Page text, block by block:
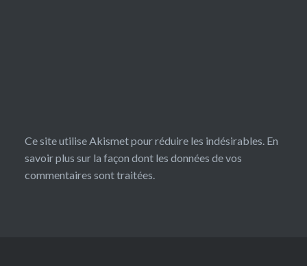
Ce site utilise Akismet pour réduire les indésirables. En
savoir plus sur la façon dont les données de vos
commentaires sont traitées.